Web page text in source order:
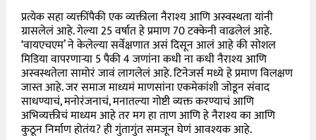
प्रत्येक सहा व्यक्तींपैकी एक व्यक्तीला नैराश्य आणि अस्वस्थता यांनी
ग्रासलेलं आहे. गेल्या 25 वर्षात हे प्रमाण 70 टक्केनी वाढलेलं आहे.
‘वायएचएम’ ने केलेल्या सर्वेक्षणात असं दिसून आलं आहे की सोशल
मिडिया वापरणाऱ्या 5 पैकी 4 जणांना कधी ना कधी नैराश्य आणि
अस्वस्थतेला सामोरं जावं लागलेलं आहे. टिनेजर्स मध्ये हे प्रमाण विलक्षण
जास्त आहे. जर समाज माध्यमं माणसांना एकमेकांशी जोडून संवाद
साधण्याचं, मनोरंजनाचं, मनातल्या गोष्टी व्यक्त करण्याचं आणि
अभिव्यक्तीचं माध्यम आहे तर मग हा ताण आणि हे नैराश्य का आणि
कुठून निर्माण होतंय? ही गुंतागुंत समजून घेणं आवश्यक आहे.